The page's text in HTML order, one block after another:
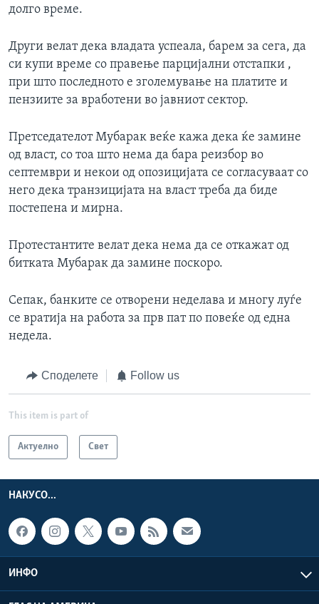
долго време.
Други велат дека владата успеала, барем за сега, да
си купи време со правење парцијални отстапки ,
при што последното е зголемување на платите и
пензиите за вработени во јавниот сектор.
Претседателот Мубарак веќе кажа дека ќе замине
од власт, со тоа што нема да бара реизбор во
септември и некои од опозицијата се согласуваат со
него дека транзицијата на власт треба да биде
постепена и мирна.
Протестантите велат дека нема да се откажат од
битката Мубарак да замине поскоро.
Сепак, банките се отворени неделава и многу луѓе
се вратија на работа за прв пат по повеќе од една
недела.
Споделете Follow us
This item is part of
Актуелно Свет
НАКУСО...
ИНФО